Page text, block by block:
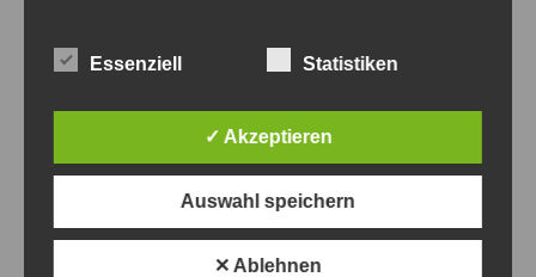
Kommentarnavigation
ZURÜCK
Essenziell Statistiken
✓ Akzeptieren
Auswahl speichern
✕ Ablehnen